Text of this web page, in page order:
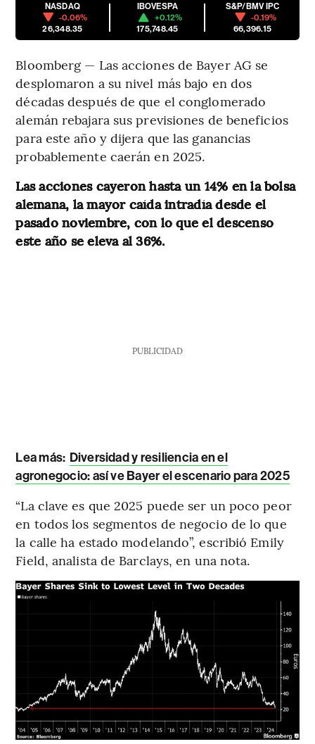
NASDAQ
-0.06%
26,348.35
IBOVESPA
+0.12%
175,748.45
S&P/BMV IPC
-0.19%
66,396.15
Bloomberg — Las acciones de Bayer AG se
desplomaron a su nivel más bajo en dos
décadas después de que el conglomerado
alemán rebajara sus previsiones de beneficios
para este año y dijera que las ganancias
probablemente caerán en 2025.
Las acciones cayeron hasta un 14% en la bolsa
alemana, la mayor caída intradía desde el
pasado noviembre, con lo que el descenso
este año se eleva al 36%.
PUBLICIDAD
Lea más: Diversidad y resiliencia en el
agronegocio: así ve Bayer el escenario para 2025
“La clave es que 2025 puede ser un poco peor
en todos los segmentos de negocio de lo que
la calle ha estado modelando”, escribió Emily
Field, analista de Barclays, en una nota.